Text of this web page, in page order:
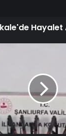
Hayalet